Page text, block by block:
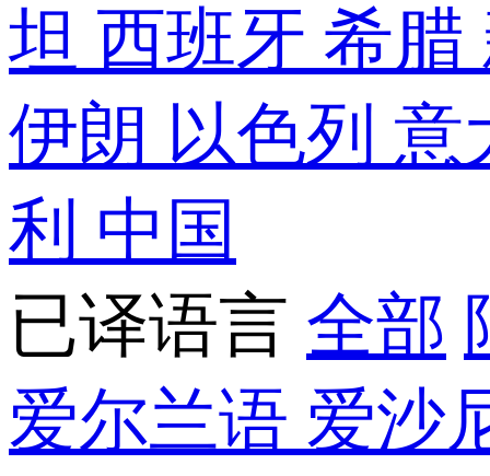
坦 西班牙 希腊
伊朗 以色列 意
利 中国
已译语言 全部
爱尔兰语 爱沙